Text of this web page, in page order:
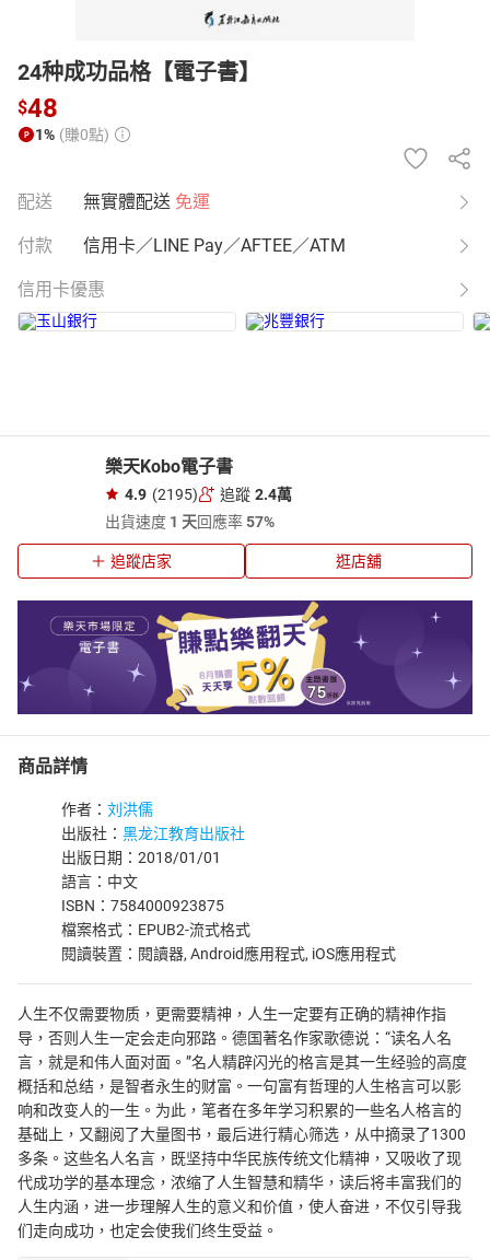
24种成功品格【電子書】
$48
1% (賺0點)
配送 無實體配送 免運
付款 信用卡／LINE Pay／AFTEE／ATM
信用卡優惠
樂天Kobo電子書
4.9 (2195) 追蹤 2.4萬
出貨速度 1 天回應率57%
追蹤店家 逛店舖
商品詳情
作者： 刘洪儒
出版社： 黑龙江教育出版社
出版日期：2018/01/01
語言：中文
ISBN：7584000923875
檔案格式：EPUB2-流式格式
閱讀裝置：閱讀器, Android應用程式, iOS應用程式
人生不仅需要物质，更需要精神，人生一定要有正确的精神作指
导，否则人生一定会走向邪路。德国著名作家歌德说：“读名人名
言，就是和伟人面对面。”名人精辟闪光的格言是其一生经验的高度
概括和总结，是智者永生的财富。一句富有哲理的人生格言可以影
响和改变人的一生。为此，笔者在多年学习积累的一些名人格言的
基础上，又翻阅了大量图书，最后进行精心筛选，从中摘录了1300
多条。这些名人名言，既坚持中华民族传统文化精神，又吸收了现
代成功学的基本理念，浓缩了人生智慧和精华，读后将丰富我们的
人生内涵，进一步理解人生的意义和价值，使人奋进，不仅引导我
们走向成功，也定会使我们终生受益。